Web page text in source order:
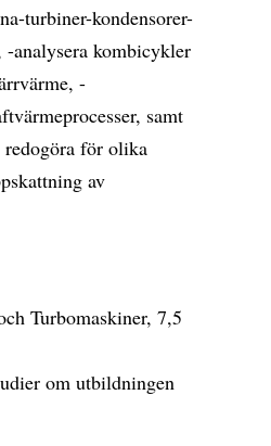
turbiner-kondensorer-
analysera kombicykler
-
samt
redogöra för olika
av
Turbomaskiner, 7,5
om utbildningen